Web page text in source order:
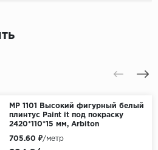
МР 1101 Высокий фигурный белый
плинтус Paint it под покраску
2420*110*15 мм, Arbiton
705.60 ₽/метр